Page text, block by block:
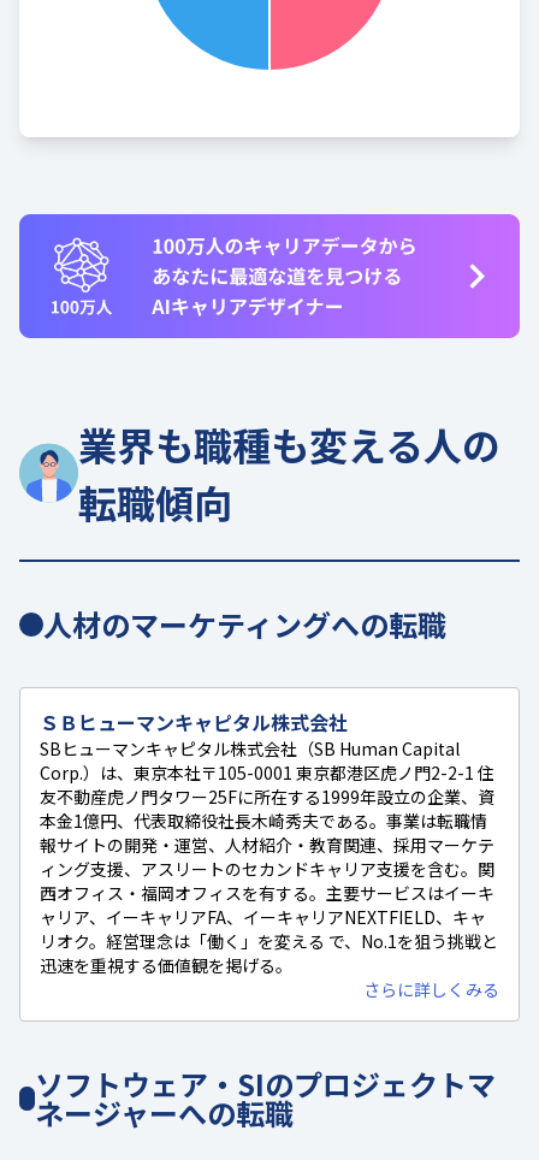
業界も職種も変える人の
転職傾向
人材のマーケティングへの転職
ＳＢヒューマンキャピタル株式会社
SBヒューマンキャピタル株式会社（SB Human Capital
Corp.）は、東京本社〒105-0001 東京都港区虎ノ門2-2-1 住
友不動産虎ノ門タワー25Fに所在する1999年設立の企業、資
本金1億円、代表取締役社長木崎秀夫である。事業は転職情
報サイトの開発・運営、人材紹介・教育関連、採用マーケテ
ィング支援、アスリートのセカンドキャリア支援を含む。関
西オフィス・福岡オフィスを有する。主要サービスはイーキ
ャリア、イーキャリアFA、イーキャリアNEXTFIELD、キャ
リオク。経営理念は「働く」を変える で、No.1を狙う挑戦と
迅速を重視する価値観を掲げる。
さらに詳しくみる
ソフトウェア・SIのプロジェクトマ
ネージャーへの転職